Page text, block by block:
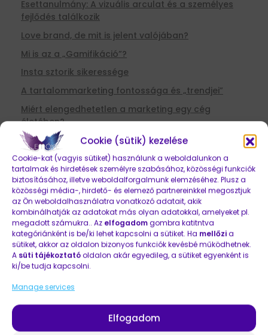
Cookie (sütik) kezelése
Cookie-kat (vagyis sütiket) használunk a weboldalunkon a
tartalmak és hirdetések személyre szabásához, közösségi funkciók
biztosításához, illetve weboldalforgalmunk elemzéséhez. Plusz a
közösségi média-, hirdető- és elemező partnereinkkel megosztjuk
az Ön weboldalhasználatra vonatkozó adatait, akik
kombinálhatják az adatokat más olyan adatokkal, amelyeket pl.
megadott számukra.. Az elfogadomgombra katitntva
kategóriánként is be/ki lehet kapcsolni a sütiket. Ha mellőzia
sütiket, akkor az oldalon bizonyos funkciók kevésbé működhetnek.
A süti tájékoztató oldalon akár egyedileg, a sütiket egyenként is
ki/be tudja kapcsolni.
Manage services
Elfogadom
Esettanulmány: A vizuális arculat és a személyes
fejlődés találkozik
Love brand, de mit is jelent valójában?
Mi is az a „Gamifikáció”?
Insta sztorik sikeressége
A tartalommarketing fontossága és „trendjei”
Miért elengedhetetlen a marketing egy cég
életében?
Search Console miért és hogyan?
KATEGÓRIÁK
CONTENT MENEDZSMENT(10)
ESETTANULMÁNYOK(1)
KERESŐOPTIMALIZÁLÁS (SEO)(5)
KÖZÖSSÉGI MÉDIA(18)
MINDENT A MARKETINGRŐL
WEBFEJLESZTÉS